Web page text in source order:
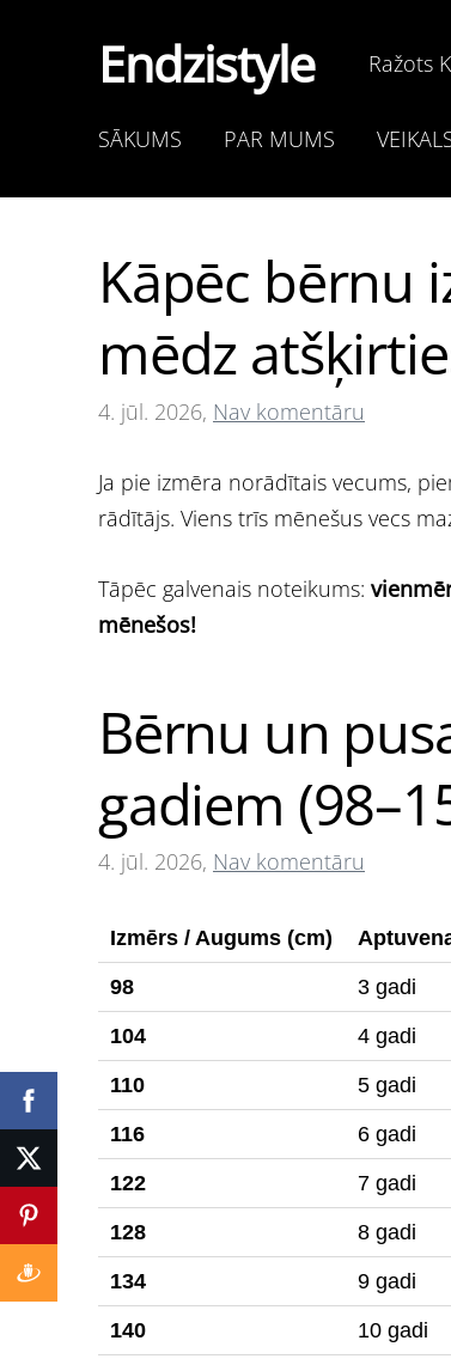
Endzistyle Ražots
SĀKUMS PAR MUMS
Kāpēc bērnu
mēdz
4. jūl. 2026, Nav komentāru
Ja pie izmēra norādītais vecums,
rādītājs. Viens trīs mēnešus vecs
Tāpēc galvenais noteikums:
mēnešos!
Bērnu un
gadiem
4. jūl. 2026, Nav komentāru
Izmērs / Augums (cm)
98 3 gadi
104 4 gadi
110 5 gadi
116 6 gadi
122 7 gadi
128 8 gadi
134 9 gadi
140 10 gadi